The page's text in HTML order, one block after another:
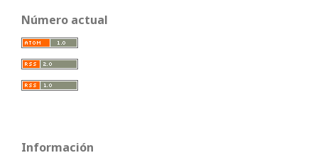
Número actual
Información